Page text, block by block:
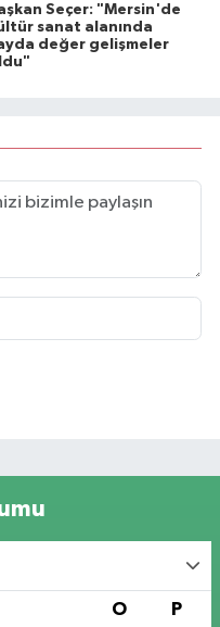
Seçer: "Mersin'de
sanat alanında
değer gelişmeler
O P